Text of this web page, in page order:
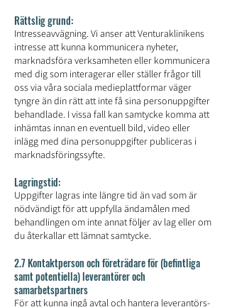
Rättslig grund:
Intresseavvägning. Vi anser att Venturaklinikens
intresse att kunna kommunicera nyheter,
marknadsföra verksamheten eller kommunicera
med dig som interagerar eller ställer frågor till
oss via våra sociala medieplattformar väger
tyngre än din rätt att inte få sina personuppgifter
behandlade. I vissa fall kan samtycke komma att
inhämtas innan en eventuell bild, video eller
inlägg med dina personuppgifter publiceras i
marknadsföringssyfte.
Lagringstid:
Uppgifter lagras inte längre tid än vad som är
nödvändigt för att uppfylla ändamålen med
behandlingen om inte annat följer av lag eller om
du återkallar ett lämnat samtycke.
2.7 Kontaktperson och företrädare för (befintliga
samt potentiella) leverantörer och
samarbetspartners
För att kunna ingå avtal och hantera leverantörs-